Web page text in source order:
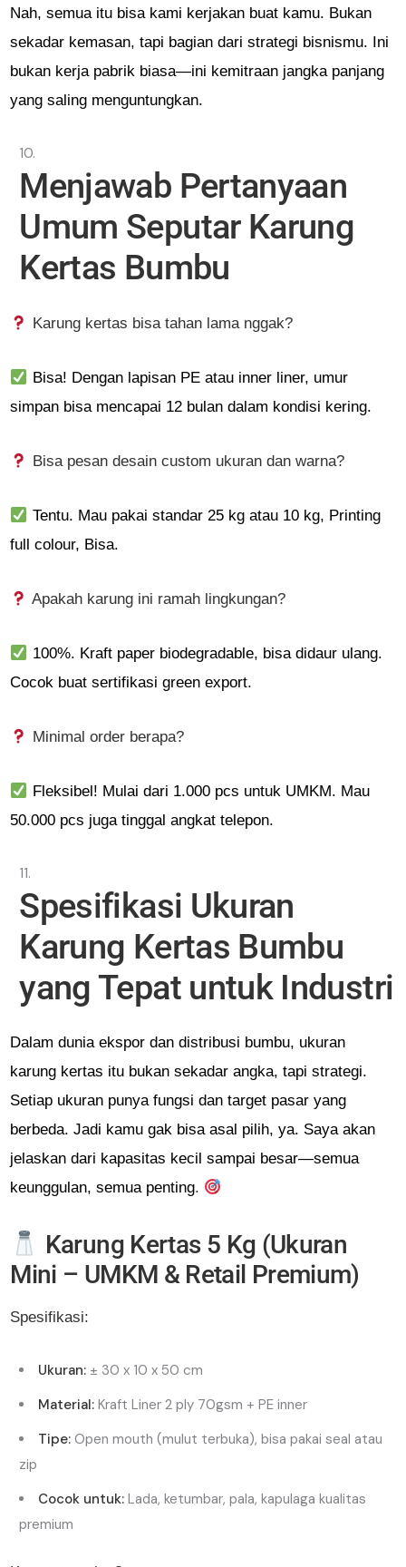
Nah, semua itu bisa kami kerjakan buat kamu. Bukan
sekadar kemasan, tapi bagian dari strategi bisnismu. Ini
bukan kerja pabrik biasa—ini kemitraan jangka panjang
yang saling menguntungkan.
Menjawab Pertanyaan
Umum Seputar Karung
Kertas Bumbu
Karung kertas bisa tahan lama nggak?
Bisa! Dengan lapisan PE atau inner liner, umur
simpan bisa mencapai 12 bulan dalam kondisi kering.
Bisa pesan desain custom ukuran dan warna?
Tentu. Mau pakai standar 25 kg atau 10 kg, Printing
full colour, Bisa.
Apakah karung ini ramah lingkungan?
100%. Kraft paper biodegradable, bisa didaur ulang.
Cocok buat sertifikasi green export.
Minimal order berapa?
Fleksibel! Mulai dari 1.000 pcs untuk UMKM. Mau
50.000 pcs juga tinggal angkat telepon.
Spesifikasi Ukuran
Karung Kertas Bumbu
yang Tepat untuk Industri
Dalam dunia ekspor dan distribusi bumbu, ukuran
karung kertas itu bukan sekadar angka, tapi strategi.
Setiap ukuran punya fungsi dan target pasar yang
berbeda. Jadi kamu gak bisa asal pilih, ya. Saya akan
jelaskan dari kapasitas kecil sampai besar—semua
keunggulan, semua penting.
Karung Kertas 5 Kg (Ukuran
Mini – UMKM & Retail Premium)
Spesifikasi:
Ukuran: ± 30 x 10 x 50 cm
Material: Kraft Liner 2 ply 70gsm + PE inner
Tipe: Open mouth (mulut terbuka), bisa pakai seal atau
zip
Cocok untuk: Lada, ketumbar, pala, kapulaga kualitas
premium